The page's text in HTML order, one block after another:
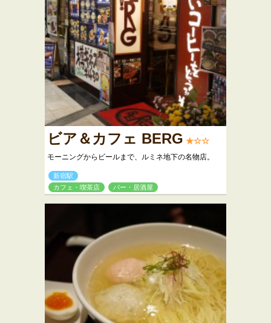
ビア＆カフェ BERG ★☆☆
モーニングからビールまで、ルミネ地下の名物店。
新宿駅
カフェ・喫茶店
バー・居酒屋